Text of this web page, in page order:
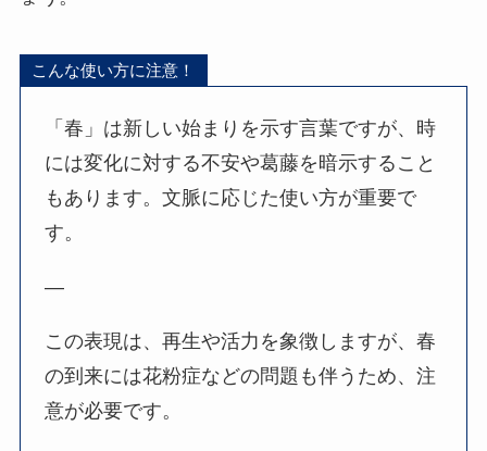
こんな使い方に注意！
「春」は新しい始まりを示す言葉ですが、時
には変化に対する不安や葛藤を暗示すること
もあります。文脈に応じた使い方が重要で
す。
—
この表現は、再生や活力を象徴しますが、春
の到来には花粉症などの問題も伴うため、注
意が必要です。